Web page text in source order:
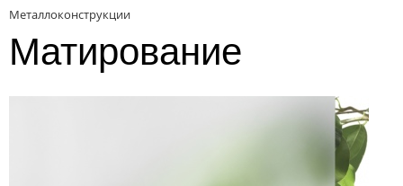
Металлоконструкции
Матирование